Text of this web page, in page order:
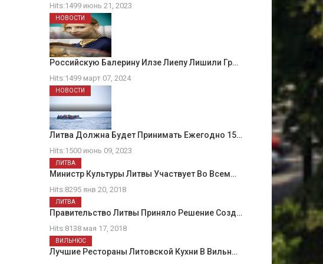
Hits:1499 июнь 21, 2023
Российскую Балерину Илзе Лиепу Лишили Гр…
Hits:1499 март 07, 2024
НОВОСТИ
Литва Должна Будет Принимать Ежегодно 15…
Hits:1500 июнь 09, 2023
НОВОСТИ
Министр Культуры Литвы Участвует Во Всем…
Hits:8295 янв 20, 2018
ЛИТВА
Правительство Литвы Приняло Решение Созд…
Hits:8138 мая 17, 2018
ЛИТВА
Лучшие Рестораны Литовской Кухни В Вильн…
ВИЛЬНЮС